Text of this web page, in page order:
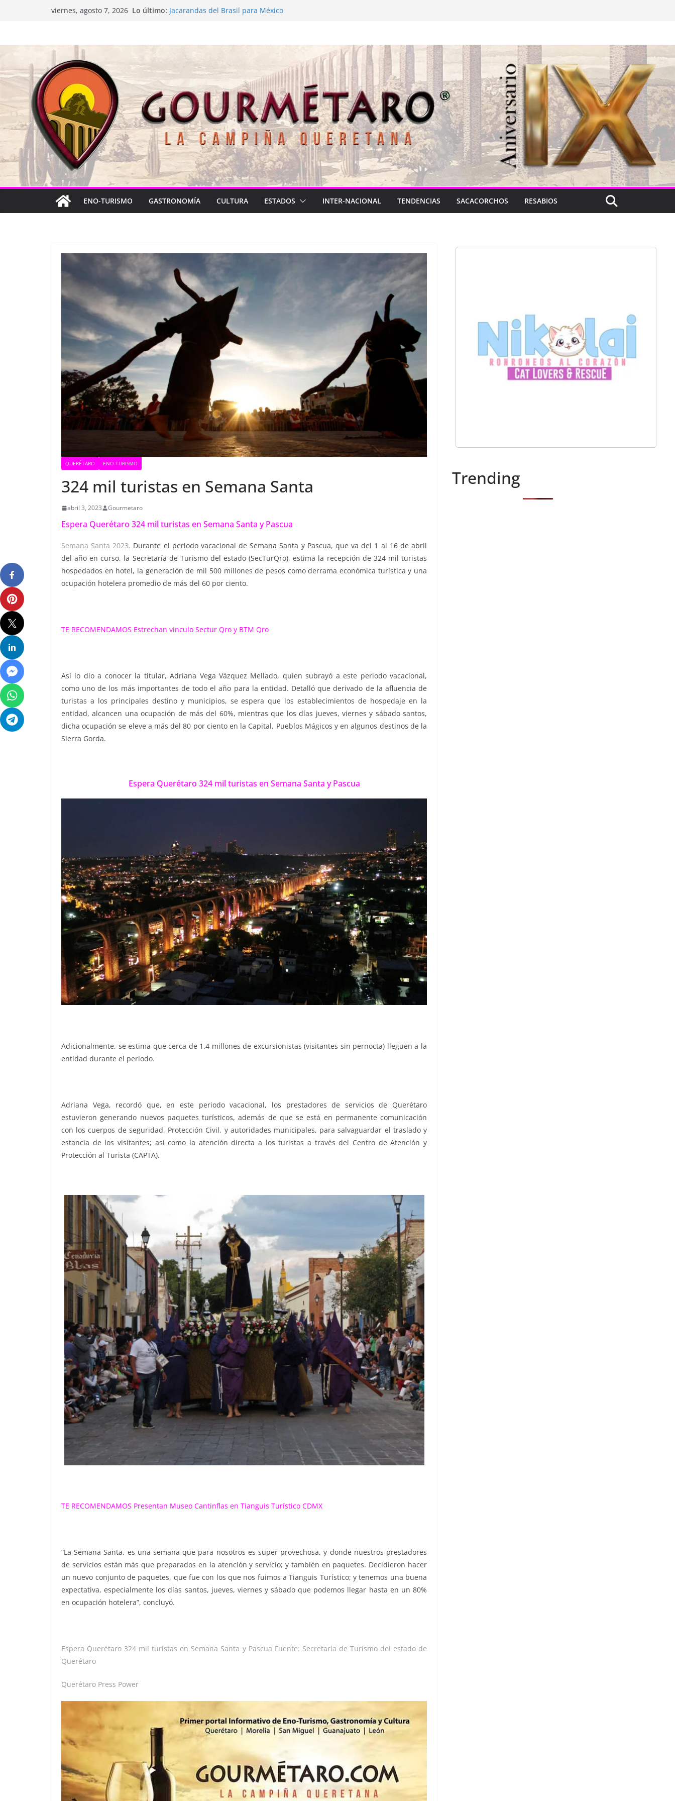
viernes, agosto 7, 2026 Lo último: La “plastinación” está de luto
ENO-TURISMO GASTRONOMÍA CULTURA ESTADOS INTER-NACIONAL TENDENCIAS SACACORCHOS RESABIOS
QUERÉTARO ENO-TURISMO
324 mil turistas en Semana Santa
abril 3, 2023 Gourmetaro
Espera Querétaro 324 mil turistas en Semana Santa y Pascua
Semana Santa 2023. Durante el periodo vacacional de Semana Santa y Pascua, que va del 1 al 16 de abril
del año en curso, la Secretaría de Turismo del estado (SecTurQro), estima la recepción de 324 mil turistas
hospedados en hotel, la generación de mil 500 millones de pesos como derrama económica turística y una
ocupación hotelera promedio de más del 60 por ciento.
TE RECOMENDAMOS Estrechan vinculo Sectur Qro y BTM Qro
Así lo dio a conocer la titular, Adriana Vega Vázquez Mellado, quien subrayó a este periodo vacacional,
como uno de los más importantes de todo el año para la entidad. Detalló que derivado de la afluencia de
turistas a los principales destino y municipios, se espera que los establecimientos de hospedaje en la
entidad, alcancen una ocupación de más del 60%, mientras que los días jueves, viernes y sábado santos,
dicha ocupación se eleve a más del 80 por ciento en la Capital, Pueblos Mágicos y en algunos destinos de la
Sierra Gorda.
Espera Querétaro 324 mil turistas en Semana Santa y Pascua
Adicionalmente, se estima que cerca de 1.4 millones de excursionistas (visitantes sin pernocta) lleguen a la
entidad durante el periodo.
Adriana Vega, recordó que, en este periodo vacacional, los prestadores de servicios de Querétaro
estuvieron generando nuevos paquetes turísticos, además de que se está en permanente comunicación
con los cuerpos de seguridad, Protección Civil, y autoridades municipales, para salvaguardar el traslado y
estancia de los visitantes; así como la atención directa a los turistas a través del Centro de Atención y
Protección al Turista (CAPTA).
TE RECOMENDAMOS Presentan Museo Cantinflas en Tianguis Turístico CDMX
“La Semana Santa, es una semana que para nosotros es super provechosa, y donde nuestros prestadores
de servicios están más que preparados en la atención y servicio; y también en paquetes. Decidieron hacer
un nuevo conjunto de paquetes, que fue con los que nos fuimos a Tianguis Turístico; y tenemos una buena
expectativa, especialmente los días santos, jueves, viernes y sábado que podemos llegar hasta en un 80%
en ocupación hotelera”, concluyó.
Espera Querétaro 324 mil turistas en Semana Santa y Pascua Fuente: Secretaría de Turismo del estado de
Querétaro
Querétaro Press Power
Trending